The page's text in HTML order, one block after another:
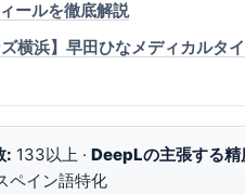
ールを徹底解説
ズ横浜】早田ひなメディカル
: 133以上 · DeepLの主張する精
ペイン語特化